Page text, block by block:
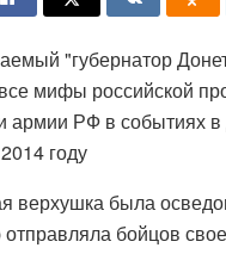
"губернатор
мифы российской
армии РФ в событиях
году
верхушка была
бойцов